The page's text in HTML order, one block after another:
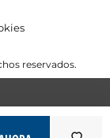
reservados.